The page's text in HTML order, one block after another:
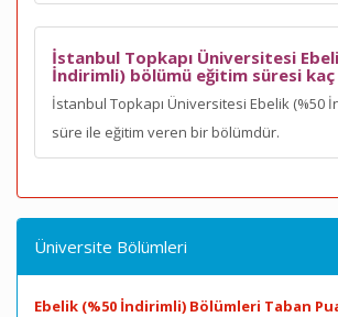
İstanbul Topkapı Üniversitesi
İndirimli) bölümü eğitim süresi kaç
İstanbul Topkapı Üniversitesi Ebelik (%50
süre ile eğitim veren bir bölümdür.
Üniversite Bölümleri
Ebelik (%50 İndirimli) Bölümleri Taban